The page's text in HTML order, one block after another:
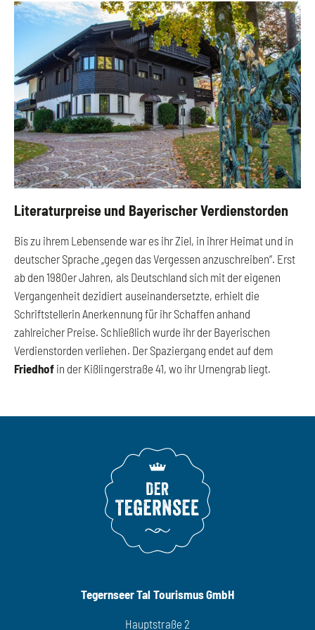
Literaturpreise und Bayerischer Verdienstorden
Bis zu ihrem Lebensende war es ihr Ziel, in ihrer Heimat und in
deutscher Sprache „gegen das Vergessen anzuschreiben“. Erst
ab den 1980er Jahren, als Deutschland sich mit der eigenen
Vergangenheit dezidiert auseinandersetzte, erhielt die
Schriftstellerin Anerkennung für ihr Schaffen anhand
zahlreicher Preise. Schließlich wurde ihr der Bayerischen
Verdienstorden verliehen. Der Spaziergang endet auf dem
Friedhof in der Kißlingerstraße 41, wo ihr Urnengrab liegt.
Tegernseer Tal Tourismus GmbH
Hauptstraße 2